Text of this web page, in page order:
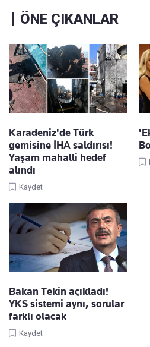
ÖNE ÇIKANLAR
Karadeniz'de Türk
gemisine İHA saldırısı!
Yaşam mahalli hedef
alındı
Kaydet
Bakan Tekin açıkladı!
YKS sistemi aynı, sorular
farklı olacak
Kaydet